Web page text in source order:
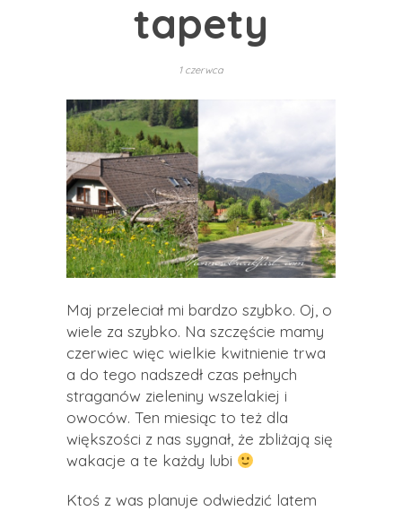
tapety
1 czerwca
Maj przeleciał mi bardzo szybko. Oj, o
wiele za szybko. Na szczęście mamy
czerwiec więc wielkie kwitnienie trwa
a do tego nadszedł czas pełnych
straganów zieleniny wszelakiej i
owoców. Ten miesiąc to też dla
większości z nas sygnał, że zbliżają się
wakacje a te każdy lubi
Ktoś z was planuje odwiedzić latem